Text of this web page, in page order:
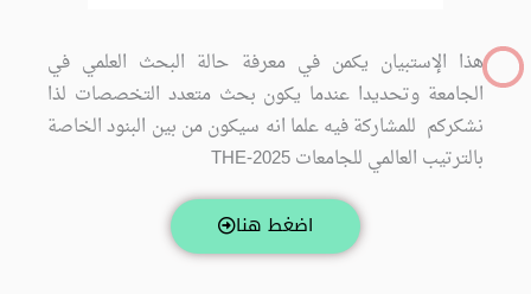
هذا الإستبيان يكمن في معرفة حالة البحث العلمي في
الجامعة وتحديدا عندما يكون بحث متعدد التخصصات لذا
نشكركم للمشاركة فيه علما انه سيكون من بين البنود الخاصة
بالترتيب العالمي للجامعات THE-2025
اضغط هنا